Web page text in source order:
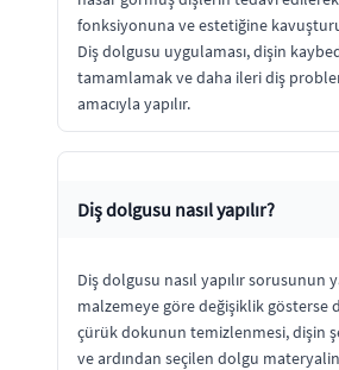
fonksiyonuna ve estetiğine
Diş dolgusu uygulaması, dişin
tamamlamak ve daha ileri diş
amacıyla yapılır.
Diş dolgusu nasıl yapılır?
Diş dolgusu nasıl yapılır sorusunun
malzemeye göre değişiklik gösterse
çürük dokunun temizlenmesi, dişin
ve ardından seçilen dolgu